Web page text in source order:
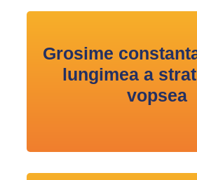
Grosime
lungimea a
vopsea